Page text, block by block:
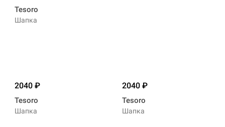
Tesoro
Шапка
2040
Tesoro
Шапка
2040
Tesoro
Шапка